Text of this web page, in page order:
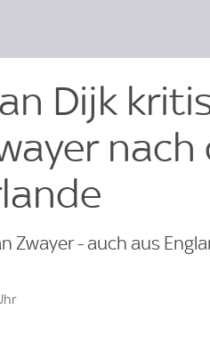
Dijk
Zwayer - auch aus